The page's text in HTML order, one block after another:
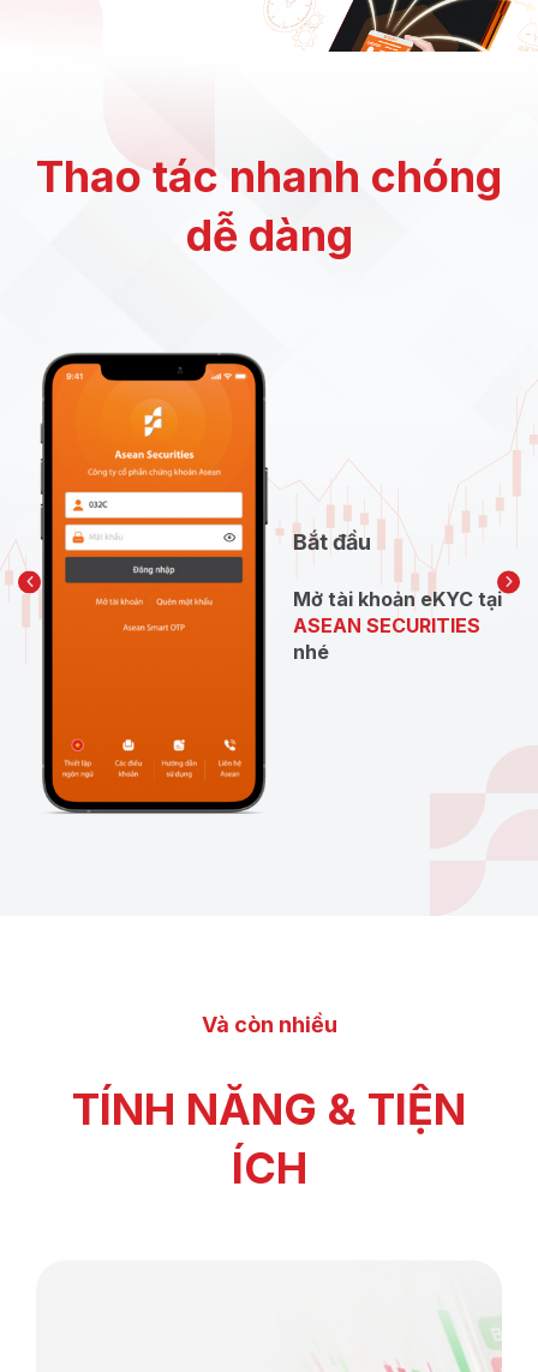
Thao tác nhanh chóng
dễ dàng
Mở tài khoản eKYC tại
ASEAN SECURITIES
nhé
Bắt đầu
Và còn nhiều
TÍNH NĂNG & TIỆN
ÍCH